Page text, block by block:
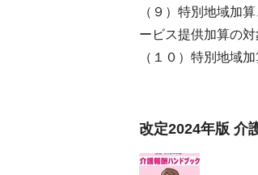
（９）特別地域加
ービス提供加算の
（１０）特別地域
改定2024年版 介